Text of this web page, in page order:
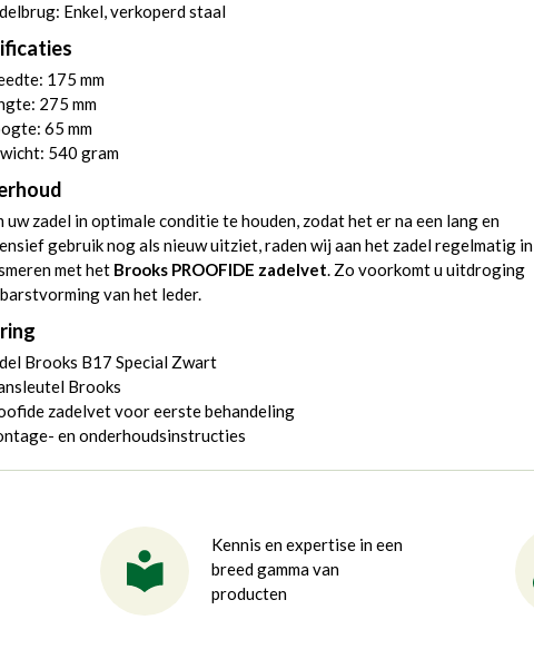
Enkel, verkoperd staal
175 mm
275 mm
65 mm
540 gram
uw zadel in optimale conditie te houden, zodat het er na een lang en
gebruik nog als nieuw uitziet, raden wij aan het zadel regelmatig in
met het Brooks PROOFIDE zadelvet. Zo voorkomt u uitdroging
van het leder.
Brooks B17 Special Zwart
Brooks
zadelvet voor eerste behandeling
en onderhoudsinstructies
Kennis en expertise in een
breed gamma van
producten